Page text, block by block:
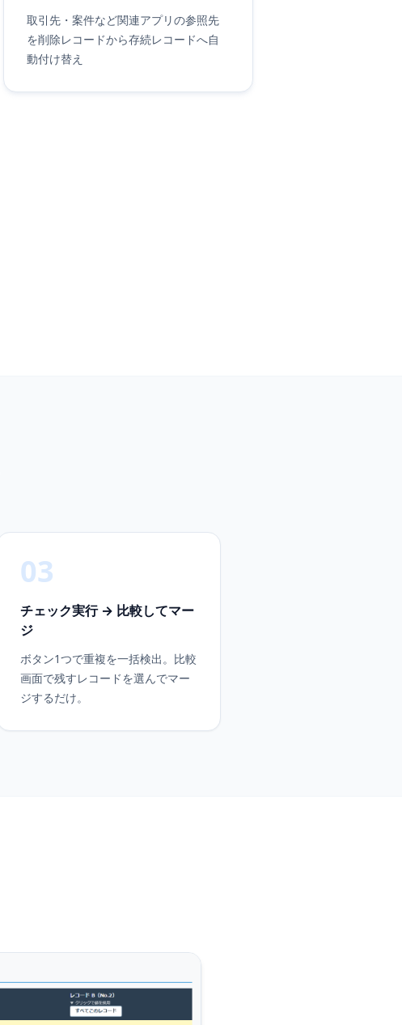
取引先・案件など関連アプリの参照先
を削除レコードから存続レコードへ自
動付け替え
03
チェック実行 → 比較してマー
ジ
ボタン1つで重複を一括検出。比較
画面で残すレコードを選んでマー
ジするだけ。